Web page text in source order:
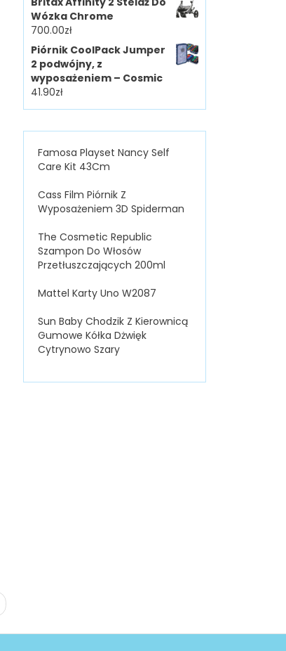
Wózka Chrome
700.00zł
Piórnik CoolPack Jumper
2 podwójny, z
wyposażeniem – Cosmic
41.90zł
Famosa Playset Nancy Self
Care Kit 43Cm
Cass Film Piórnik Z
Wyposażeniem 3D Spiderman
The Cosmetic Republic
Szampon Do Włosów
Przetłuszczających 200ml
Mattel Karty Uno W2087
Sun Baby Chodzik Z Kierownicą
Gumowe Kółka Dżwięk
Cytrynowo Szary